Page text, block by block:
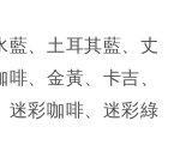
藍、土耳其藍、丈
、金黃、卡吉、
迷彩咖啡、迷彩綠